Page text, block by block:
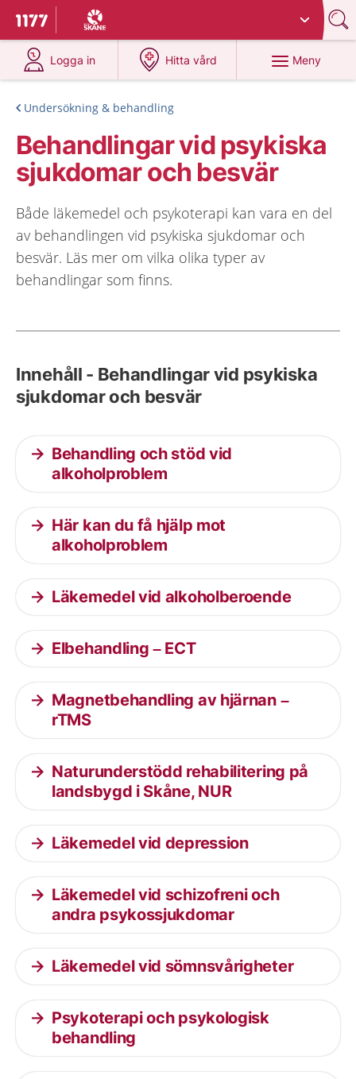
Till startsidan för 1177
Du har valt region
Logga in
på 1177.se
Hitta vård
på 1177.se
Meny
Undersökning & behandling
Behandlingar vid psykiska
sjukdomar och besvär
Både läkemedel och psykoterapi kan vara en del
av behandlingen vid psykiska sjukdomar och
besvär. Läs mer om vilka olika typer av
behandlingar som finns.
Innehåll - Behandlingar vid psykiska
sjukdomar och besvär
Behandling och stöd vid
alkoholproblem
Här kan du få hjälp mot
alkoholproblem
Läkemedel vid alkoholberoende
Elbehandling – ECT
Magnetbehandling av hjärnan –
rTMS
Naturunderstödd rehabilitering på
landsbygd i Skåne, NUR
Läkemedel vid depression
Läkemedel vid schizofreni och
andra psykossjukdomar
Läkemedel vid sömnsvårigheter
Psykoterapi och psykologisk
behandling